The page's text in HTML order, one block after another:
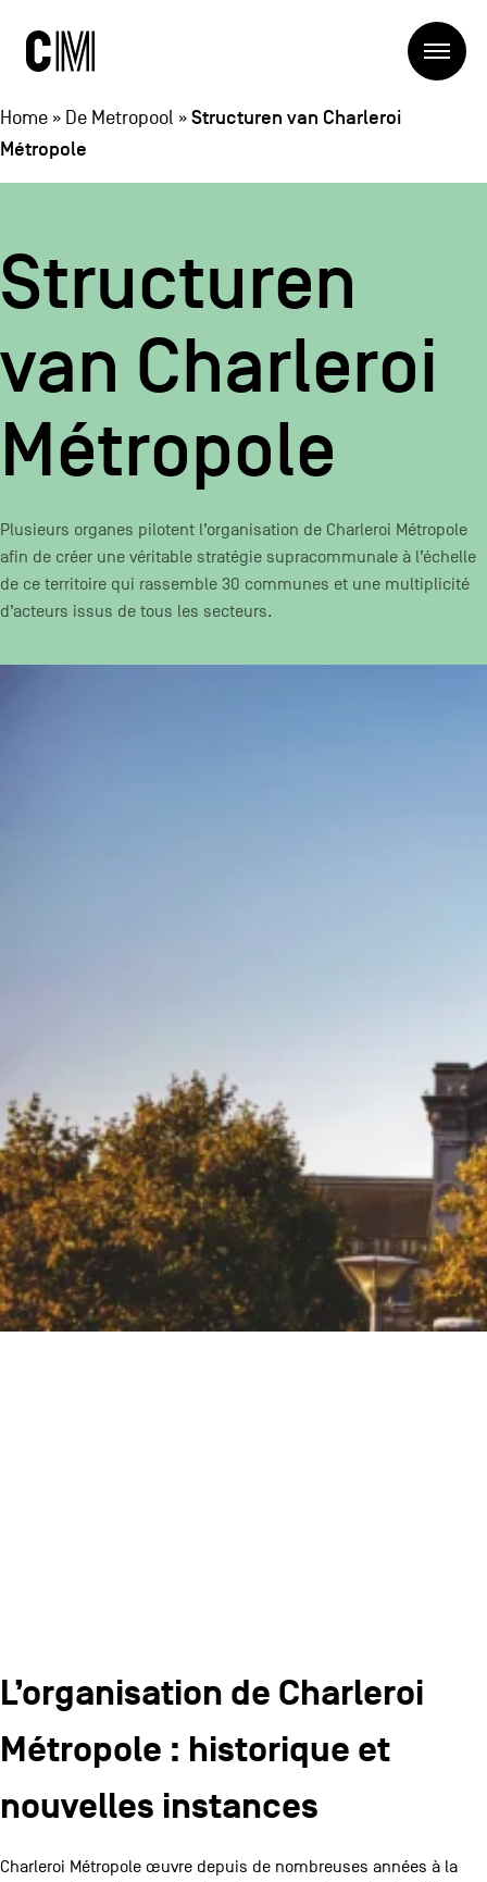
Charleroi
Métropole
Hoofdnavigatie
De Metropool
Structures
Entreprendre
Se déplacer
Se former
Projets
Contact
Secundaire
ALGEMENE VOORWAARDEN
COOKIEBELEID
PRIVACYBELEID
Home » De Metropool »Structuren van Charleroi
Métropole
Structuren
van Charleroi
Métropole
Plusieurs organes pilotent l’organisation de Charleroi Métropole
afin de créer une véritable stratégie supracommunale à l’échelle
de ce territoire qui rassemble 30 communes et une multiplicité
d’acteurs issus de tous les secteurs.
L’organisation de Charleroi
Métropole : historique et
nouvelles instances
Charleroi Métropole œuvre depuis de nombreuses années à la